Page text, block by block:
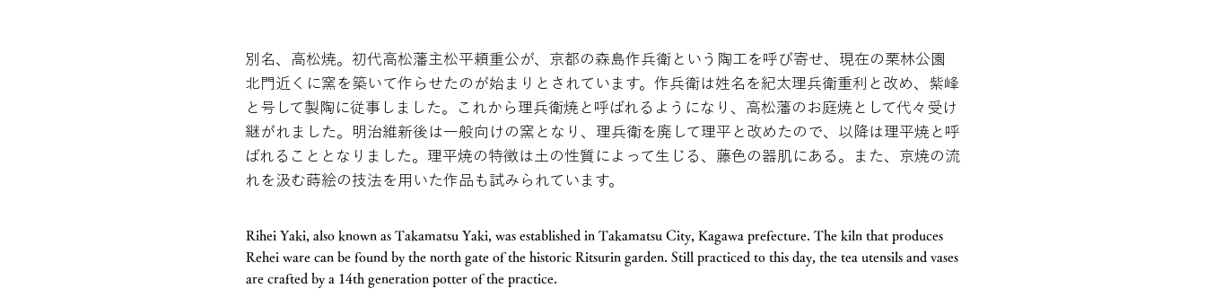
別名、高松焼。初代高松藩主松平頼重公が、京都の森島作兵衛という陶工を呼び寄せ、現在の栗林公園
北門近くに窯を築いて作らせたのが始まりとされています。作兵衛は姓名を紀太理兵衛重利と改め、紫峰
と号して製陶に従事しました。これから理兵衛焼と呼ばれるようになり、高松藩のお庭焼として代々受け
継がれました。明治維新後は一般向けの窯となり、理兵衛を廃して理平と改めたので、以降は理平焼と呼
ばれることとなりました。理平焼の特徴は土の性質によって生じる、藤色の器肌にある。また、京焼の流
れを汲む蒔絵の技法を用いた作品も試みられています。
Rihei Yaki, also known as Takamatsu Yaki, was established in Takamatsu City, Kagawa prefecture. The kiln that produces
Rehei ware can be found by the north gate of the historic Ritsurin garden. Still practiced to this day, the tea utensils and vases
are crafted by a 14th generation potter of the practice.